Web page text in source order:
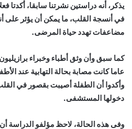
يذكر، أنه دراستين نشرتنا سابقا، أكدتا
في أنسجة القلب، ما يمكن أن يؤثر
مضاعفات تهدد حياة المرضى.
عاما كانت مصابة بحالة التهابية عند
وأكدوا أن الطفلة أصيبت بقصور في
دخولها المستشفى.
وفى هذه الحالة، لاحظ مؤلفو الدراسة